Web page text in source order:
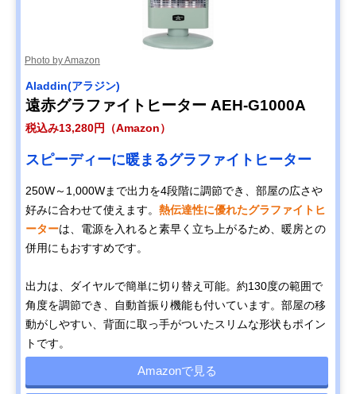
Photo by Amazon
Aladdin(アラジン)
遠赤グラファイトヒーター AEH-G1000A
税込み13,280円（Amazon）
スピーディーに暖まるグラファイトヒーター
250W～1,000Wまで出力を4段階に調節でき、部屋の広さや
好みに合わせて使えます。 熱伝達性に優れたグラファイトヒ
ーターは、電源を入れると素早く立ち上がるため、暖房との
併用にもおすすめです。
出力は、ダイヤルで簡単に切り替え可能。約130度の範囲で
角度を調節でき、自動首振り機能も付いています。部屋の移
動がしやすい、背面に取っ手がついたスリムな形状もポイン
トです。
Amazonで見る